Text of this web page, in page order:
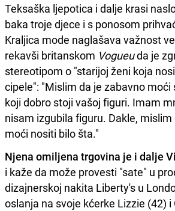
Teksaška ljepotica i dalje krasi
baka troje djece i s ponosom
Kraljica mode naglašava važnost
rekavši britanskom Vogueuda je
stereotipom o "starijoj ženi koja
cipele": "Mislim da je zabavno moći
koji dobro stoji vašoj figuri. Imam
nisam izgubila figuru. Dakle,
moći nositi bilo šta."
Njena omiljena trgovina je i dalje
i kaže da može provesti "sate" u
dizajnerskoj nakita Liberty's u
oslanja na svoje kćerke Lizzie (42)